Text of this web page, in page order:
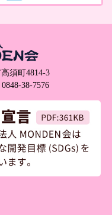
須町4814-3
38-7576